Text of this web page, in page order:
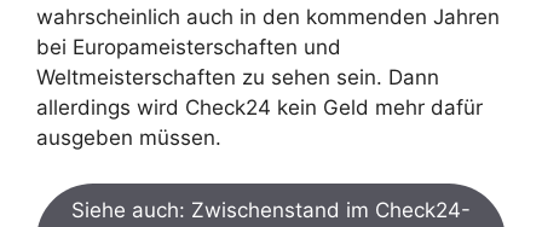
wahrscheinlich auch in den kommenden Jahren
bei Europameisterschaften und
Weltmeisterschaften zu sehen sein. Dann
allerdings wird Check24 kein Geld mehr dafür
ausgeben müssen.
Siehe auch: Zwischenstand im Check24-